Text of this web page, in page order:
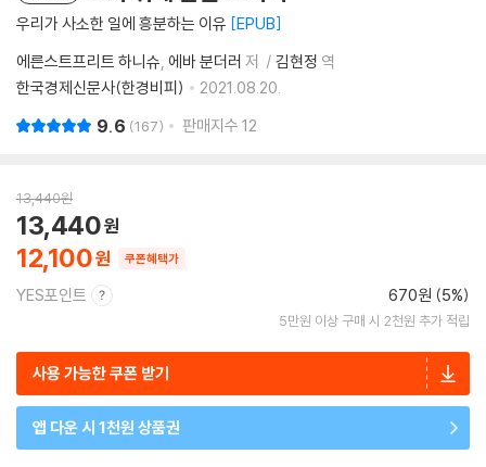
우리가 사소한 일에 흥분하는 이유 EPUB
에른스트프리트 하니슈 에바 분더러 저 김현정 역
한국경제신문사(한경비피)
2021.08.20.
9.6 167 판매지수 12
13,440원
12,100
13,440
쿠폰혜택가
YES포인트 670원 (5%)
5만원 이상 구매 시 2천원 추가 적립
사용 가능한 쿠폰 받기
앱 다운 시 1천원 상품권